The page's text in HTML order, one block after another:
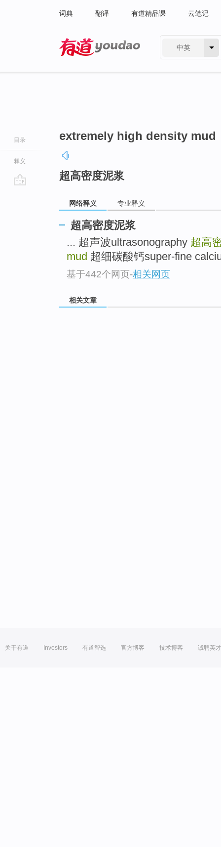
词典 翻译 有道精品课 云笔记
中英
目录
释义
extremely high density mud
超高密度泥浆
网络释义 专业释义
超高密度泥浆
... 超声波ultrasonography 超高
mud 超细碳酸钙super-fine
基于442个网页-相关网页
相关文章
关于有道 Investors 有道智选 官方博客 技术博客 诚聘英才